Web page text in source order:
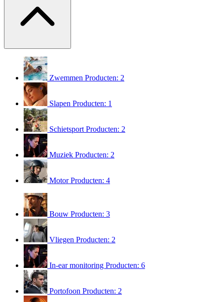
Zwemmen Producten: 2
Slapen Producten: 1
Schietsport Producten: 2
Muziek Producten: 2
MotorProducten: 4
Bouw Producten: 3
Vliegen Producten: 2
In-ear monitoring Producten: 6
Portofoon Producten: 2